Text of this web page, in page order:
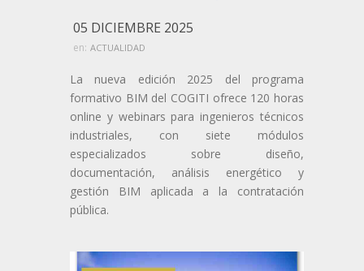
05 DICIEMBRE 2025
en: ACTUALIDAD
La nueva edición 2025 del programa
formativo BIM del COGITI ofrece 120 horas
online y webinars para ingenieros técnicos
industriales, con siete módulos
especializados sobre diseño,
documentación, análisis energético y
gestión BIM aplicada a la contratación
pública.